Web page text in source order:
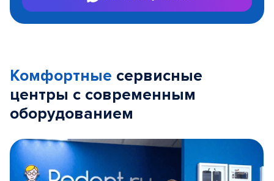
Комфортные сервисные
центры с современным
оборудованием